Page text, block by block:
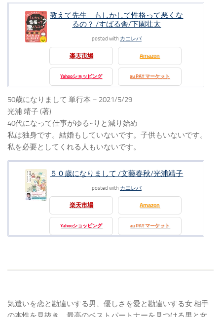
教えて先生 もしかして性格って悪くな
るの？ /すばる舎/下園壮太
posted with カエレバ
楽天市場 Amazon
Yahooショッピング au PAY マーケット
50歳になりまして 単行本 – 2021/5/29
光浦 靖子 (著)
40代になって仕事がゆる~りと減り始め
私は独身です。結婚もしていないです。子供もいないです。
私を必要としてくれる人もいないです。
５０歳になりまして /文藝春秋/光浦靖子
posted with カエレバ
楽天市場 Amazon
Yahooショッピング au PAY マーケット
気遣いを恋と勘違いする男、優しさを愛と勘違いする女 相手